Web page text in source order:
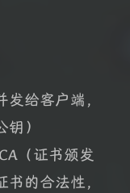
给客户端，
）
（证书颁发
的合法性，